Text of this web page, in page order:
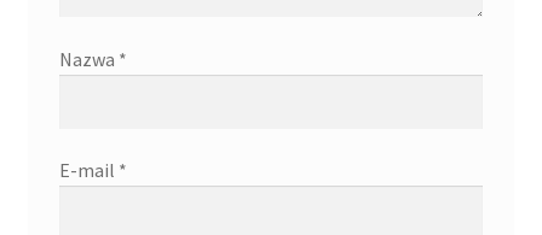
Nazwa *
E-mail *